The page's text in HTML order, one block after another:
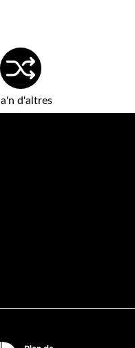
d'altres